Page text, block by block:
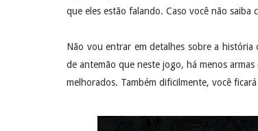
que eles estão falando. Caso você não saiba
Não vou entrar em detalhes sobre a história
de antemão que neste jogo, há menos
melhorados. Também dificilmente, você